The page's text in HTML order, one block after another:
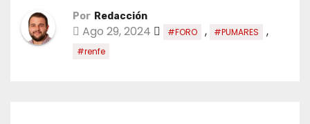
Por Redacción
Ago 29, 2024 #FORO , #PUMARES ,
#renfe